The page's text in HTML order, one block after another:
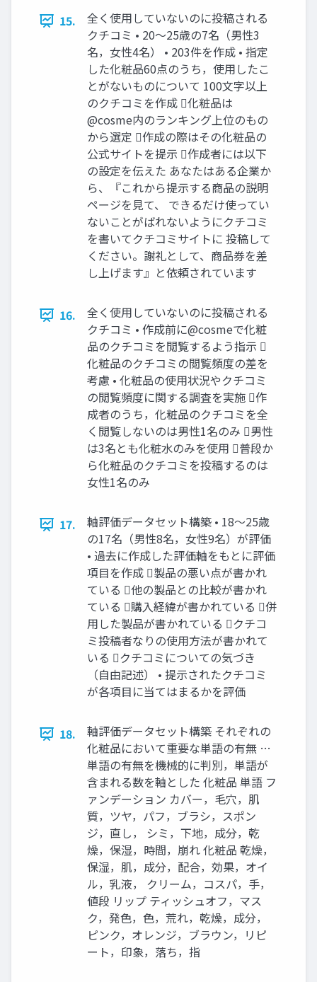
15.
全く使用していないのに投稿される
クチコミ • 20〜25歳の7名（男性3
名，女性4名） • 203件を作成 • 指定
した化粧品60点のうち，使用したこ
とがないものについて 100文字以上
のクチコミを作成 化粧品は
@cosme内のランキング上位のもの
から選定 作成の際はその化粧品の
公式サイトを提示 作成者には以下
の設定を伝えた あなたはある企業か
ら、『これから提示する商品の説明
ページを見て、 できるだけ使ってい
ないことがばれないようにクチコミ
を書いてクチコミサイトに 投稿して
ください。謝礼として、商品券を差
し上げます』と依頼されています
16.
全く使用していないのに投稿される
クチコミ • 作成前に@cosmeで化粧
品のクチコミを閲覧するよう指示 
化粧品のクチコミの閲覧頻度の差を
考慮 • 化粧品の使用状況やクチコミ
の閲覧頻度に関する調査を実施 作
成者のうち，化粧品のクチコミを全
く閲覧しないのは男性1名のみ 男性
は3名とも化粧水のみを使用 普段か
ら化粧品のクチコミを投稿するのは
女性1名のみ
17.
軸評価データセット構築 • 18〜25歳
の17名（男性8名，女性9名）が評価
• 過去に作成した評価軸をもとに評価
項目を作成 製品の悪い点が書かれ
ている 他の製品との比較が書かれ
ている 購入経緯が書かれている 併
用した製品が書かれている クチコ
ミ投稿者なりの使用方法が書かれて
いる クチコミについての気づき
（自由記述） • 提示されたクチコミ
が各項目に当てはまるかを評価
18.
軸評価データセット構築 それぞれの
化粧品において重要な単語の有無 …
単語の有無を機械的に判別，単語が
含まれる数を軸とした 化粧品 単語 フ
ァンデーション カバー，毛穴，肌
質，ツヤ，パフ，ブラシ，スポン
ジ，直し， シミ，下地，成分，乾
燥，保湿，時間，崩れ 化粧品 乾燥，
保湿，肌，成分，配合，効果，オイ
ル，乳液， クリーム，コスパ，手，
値段 リップ ティッシュオフ，マス
ク，発色，色，荒れ，乾燥，成分，
ピンク，オレンジ，ブラウン，リピ
ート，印象，落ち，指